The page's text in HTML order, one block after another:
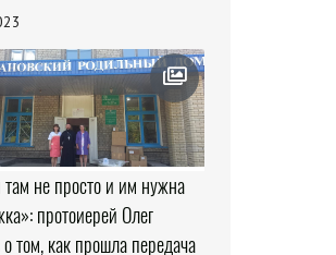
не просто и им нужна
протоиерей Олег
о том, как прошла передача